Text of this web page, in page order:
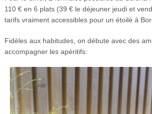
110 € en 6 plats (39 € le déjeuner jeudi et
tarifs vraiment accessibles pour un étoilé à
Fidèles aux habitudes, on débute avec des
accompagner les apéritifs: